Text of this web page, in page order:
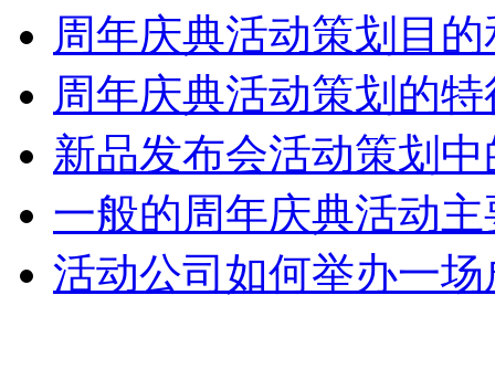
周年庆典活动策划目
周年庆典活动策划的
新品发布会活动策划
一般的周年庆典活动
活动公司如何举办一